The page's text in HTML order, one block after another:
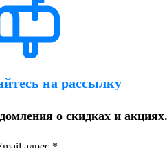
на рассылку
о скидках и акциях.